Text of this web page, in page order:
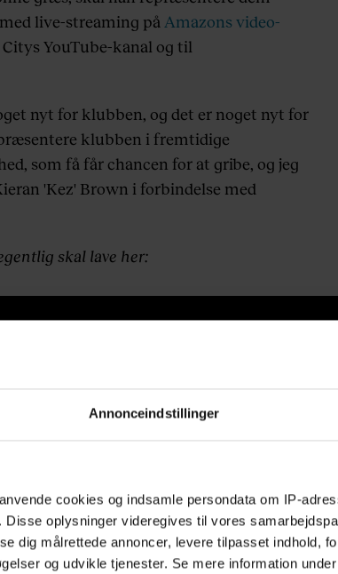
Annonceindstillinger
cookies og indsamle persondata om IP-
oplysninger videregives til vores
dig målrettede annoncer, levere tilpasset indhold,
og udvikle tjenester. Se mere information under
live-streaming på Amazons video-
Citys YouTube-kanal og til
nyt for klubben, og det er noget nyt for
klubben i fremtidige
som få får chancen for at gribe, og jeg
'Kez' Brown i forbindelse med
skal lave her: